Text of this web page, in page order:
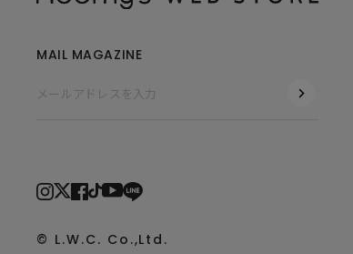
MAIL MAGAZINE
© L.W.C. Co.,Ltd.